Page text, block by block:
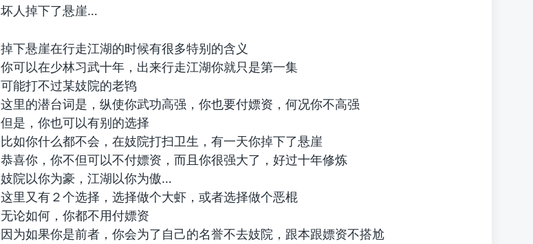
坏人掉下了悬崖…
掉下悬崖在行走江湖的时候有很多特别的含义
你可以在少林习武十年，出来行走江湖你就只是第一集
可能打不过某妓院的老鸨
这里的潜台词是，纵使你武功高强，你也要付嫖资，何况你不高强
但是，你也可以有别的选择
比如你什么都不会，在妓院打扫卫生，有一天你掉下了悬崖
恭喜你，你不但可以不付嫖资，而且你很强大了，好过十年修炼
妓院以你为豪，江湖以你为傲…
这里又有２个选择，选择做个大虾，或者选择做个恶棍
无论如何，你都不用付嫖资
因为如果你是前者，你会为了自己的名誉不去妓院，跟本跟嫖资不搭尬